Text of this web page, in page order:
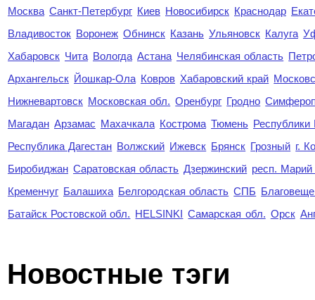
Москва Санкт-Петербург Киев Новосибирск Краснодар
Владивосток Воронеж Обнинск Казань Ульяновск Калуга
Хабаровск Чита Вологда Астана Челябинская область
Архангельск Йошкар-Ола Ковров Хабаровский край
Нижневартовск Московская обл. Оренбург Гродно
Магадан Арзамас Махачкала Кострома Тюмень Республики
Республика Дагестан Волжский Ижевск Брянск Грозный г.
Биробиджан Саратовская область Дзержинский респ.
Кременчуг Балашиха Белгородская область СПБ
Батайск Ростовской обл. HELSINKI Самарская обл. Орск
Новостные тэги